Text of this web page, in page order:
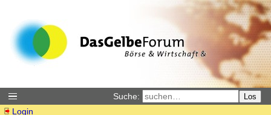
Suche: Los
Login